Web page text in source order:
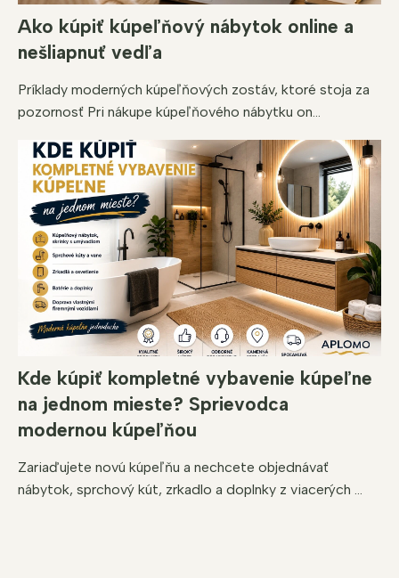
Ako kúpiť kúpeľňový nábytok online a
nešliapnuť vedľa
Príklady moderných kúpeľňových zostáv, ktoré stoja za
pozornosť Pri nákupe kúpeľňového nábytku on...
Kde kúpiť kompletné vybavenie kúpeľne
na jednom mieste? Sprievodca
modernou kúpeľňou
Zariaďujete novú kúpeľňu a nechcete objednávať
nábytok, sprchový kút, zrkadlo a doplnky z viacerých ...